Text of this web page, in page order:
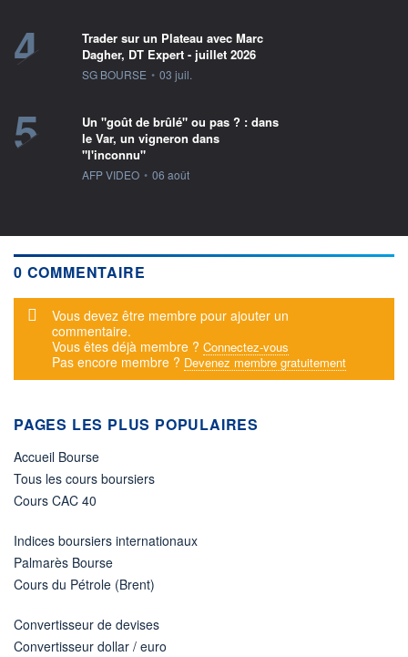
4
Trader sur un Plateau avec Marc
Dagher, DT Expert - juillet 2026
information fournie par
SG BOURSE • 03 juil.
5
Un "goût de brûlé" ou pas ? : dans
le Var, un vigneron dans
"l'inconnu"
information fournie par
AFP VIDEO • 06 août
0 COMMENTAIRE
Message d'alerte
Vous devez être membre pour ajouter un
commentaire.
Vous êtes déjà membre ? Connectez-vous
Pas encore membre ? Devenez membre gratuitement
PAGES LES PLUS POPULAIRES
Accueil Bourse
Tous les cours boursiers
Cours CAC 40
Indices boursiers internationaux
Palmarès Bourse
Cours du Pétrole (Brent)
Convertisseur de devises
Convertisseur dollar / euro